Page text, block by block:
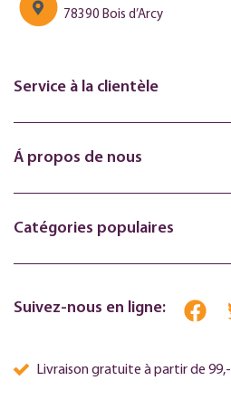
78390 Bois d’Arcy
Service à la clientèle
Á propos de nous
Catégories populaires
Suivez-nous en ligne:
Livraison gratuite à partir de 99,-